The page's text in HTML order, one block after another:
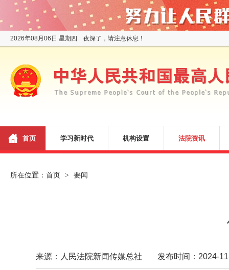
2026年08月06日 星期四 夜深了，请注意休息！
首页 学习新时代 机构设置 法院资讯
所在位置： 首页 > 要闻
来源：人民法院新闻传媒总社 发布时间：2024-